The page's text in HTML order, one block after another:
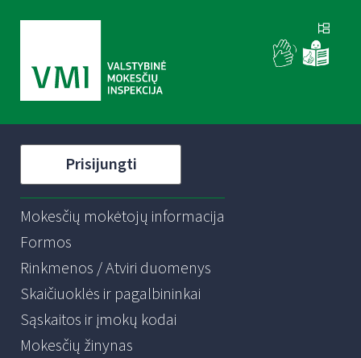
Prisijungti
Mokesčių mokėtojų informacija
Formos
Rinkmenos / Atviri duomenys
Skaičiuoklės ir pagalbininkai
Sąskaitos ir įmokų kodai
Mokesčių žinynas